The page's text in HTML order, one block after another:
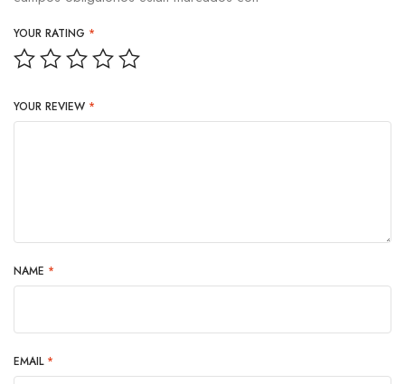
YOUR RATING *
YOUR REVIEW *
NAME *
EMAIL *